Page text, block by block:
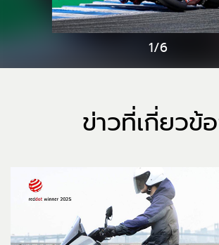
1/6
ข่าวที่เกี่ยวข้